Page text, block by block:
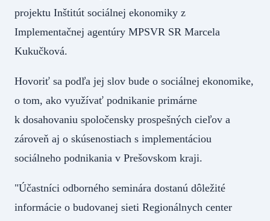
projektu Inštitút sociálnej ekonomiky z
Implementačnej agentúry MPSVR SR Marcela
Kukučková.
Hovoriť sa podľa jej slov bude o sociálnej ekonomike,
o tom, ako využívať podnikanie primárne
k dosahovaniu spoločensky prospešných cieľov a
zároveň aj o skúsenostiach s implementáciou
sociálneho podnikania v Prešovskom kraji.
"Účastníci odborného seminára dostanú dôležité
informácie o budovanej sieti Regionálnych center